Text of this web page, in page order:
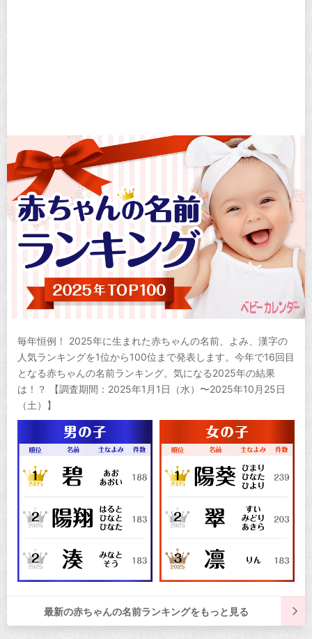
毎年恒例！ 2025年に生まれた赤ちゃんの名前、よみ、漢字の
人気ランキングを1位から100位まで発表します。今年で16回目
となる赤ちゃんの名前ランキング。気になる2025年の結果
は！？ 【調査期間：2025年1月1日（水）〜2025年10月25日
（土）】
最新の赤ちゃんの名前ランキングをもっと見る